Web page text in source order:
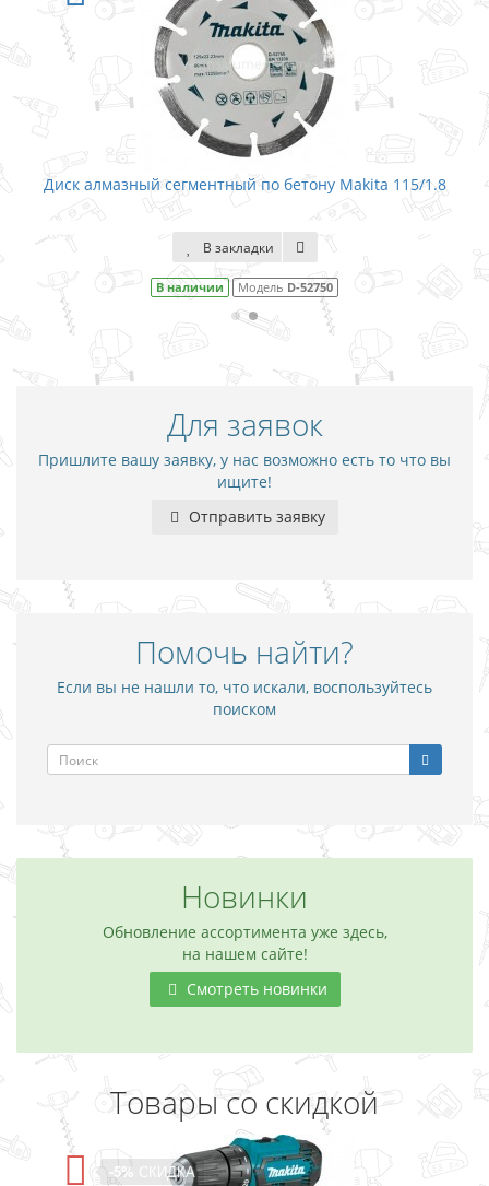
Диск алмазный сегментный по бетону Makita 115/1.8
В закладки
В наличии Модель D-52750
Для заявок
Пришлите вашу заявку, у нас возможно есть то что вы
ищите!
Отправить заявку
Помочь найти?
Если вы не нашли то, что искали, воспользуйтесь
поиском
Новинки
Обновление ассортимента уже здесь,
на нашем сайте!
Смотреть новинки
Товары со скидкой
-5% СКИДКА